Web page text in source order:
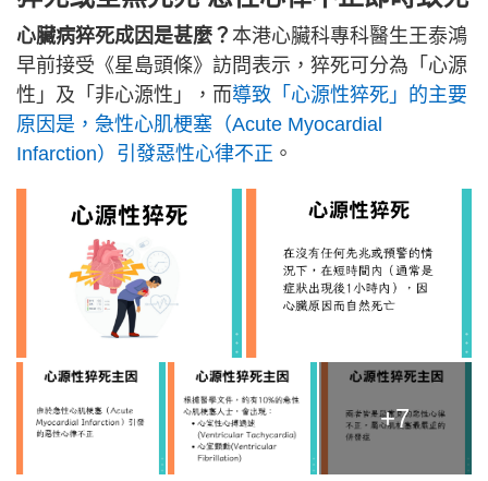
心臟病猝死成因是甚麼？ 本港心臟科專科醫生王泰鴻
早前接受《星島頭條》訪問表示，猝死可分為「心源
性」及「非心源性」，而導致「心源性猝死」的主要
原因是，急性心肌梗塞（Acute Myocardial
Infarction）引發惡性心律不正 。
+7